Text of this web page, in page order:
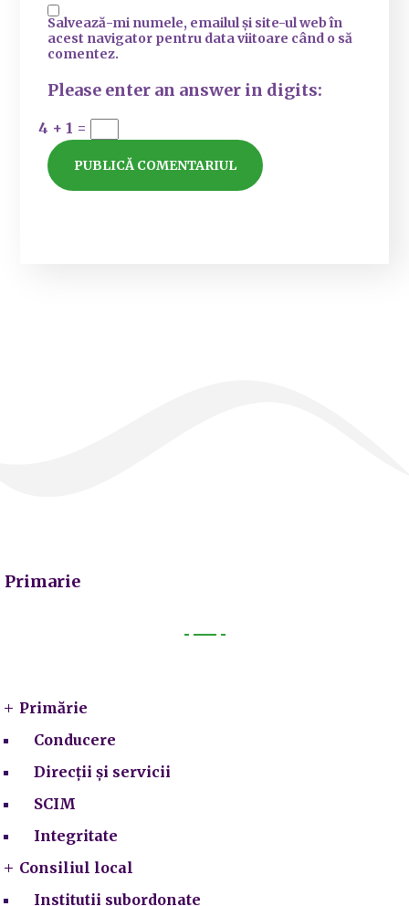
Salvează-mi numele, emailul și site-ul web în
acest navigator pentru data viitoare când o să
comentez.
Please enter an answer in digits:
4 + 1 =
Primarie
Primărie
Conducere
Direcții și servicii
SCIM
Integritate
Consiliul local
Institutii subordonate